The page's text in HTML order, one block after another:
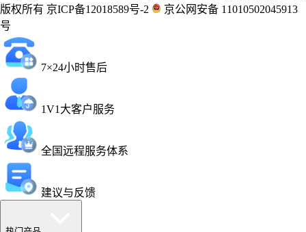
版权所有 京ICP备12018589号-2
京公网安备 11010502045913
号
7×24小时售后
1V1大客户服务
全国远程服务体系
建议与反馈